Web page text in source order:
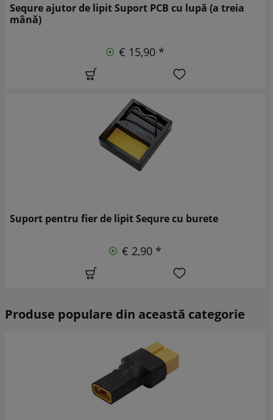
Sequre ajutor de lipit Suport PCB cu lupă (a treia
mână)
€ 15,90 *
Suport pentru fier de lipit Sequre cu burete
€ 2,90 *
Produse populare din această categorie